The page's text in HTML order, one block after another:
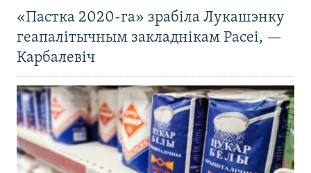
«Пастка 2020-га» зрабіла Лукашэнку
геапалітычным закладнікам Расеі, —
Карбалевіч